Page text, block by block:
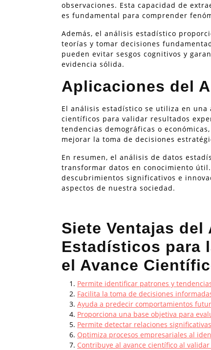
observaciones. Esta capacidad de
es fundamental para comprender
Además, el análisis estadístico
teorías y tomar decisiones
pueden evitar sesgos cognitivos y
evidencia sólida.
Aplicaciones del
El análisis estadístico se utiliza en una
científicos para validar resultados
tendencias demográficas o
mejorar la toma de decisiones
En resumen, el análisis de datos
transformar datos en conocimiento
descubrimientos significativos e
aspectos de nuestra sociedad.
Siete Ventajas
Estadísticos para
el Avance
Permite identificar patrones y
Facilita la toma de decisiones
Ayuda a predecir comportamientos
Proporciona una base objetiva para
Permite detectar relaciones
Optimiza procesos empresariales al
Contribuye al avance científico al